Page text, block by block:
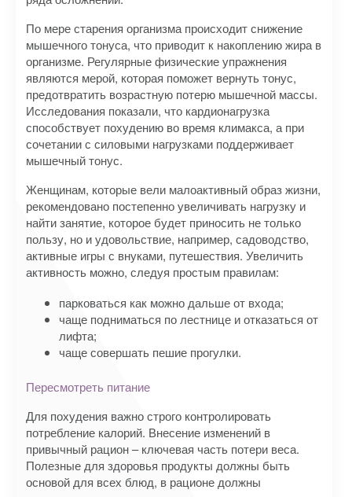
По мере старения организма происходит снижение
мышечного тонуса, что приводит к накоплению жира в
организме. Регулярные физические упражнения
являются мерой, которая поможет вернуть тонус,
предотвратить возрастную потерю мышечной массы.
Исследования показали, что кардионагрузка
способствует похудению во время климакса, а при
сочетании с силовыми нагрузками поддерживает
мышечный тонус.
Женщинам, которые вели малоактивный образ жизни,
рекомендовано постепенно увеличивать нагрузку и
найти занятие, которое будет приносить не только
пользу, но и удовольствие, например, садоводство,
активные игры с внуками, путешествия. Увеличить
активность можно, следуя простым правилам:
парковаться как можно дальше от входа;
чаще подниматься по лестнице и отказаться от
лифта;
чаще совершать пешие прогулки.
Пересмотреть питание
Для похудения важно строго контролировать
потребление калорий. Внесение изменений в
привычный рацион – ключевая часть потери веса.
Полезные для здоровья продукты должны быть
основой для всех блюд, в рационе должны